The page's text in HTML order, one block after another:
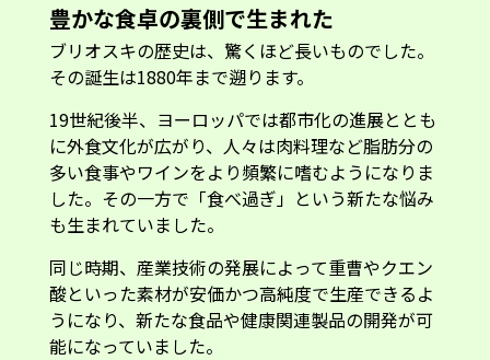
豊かな食卓の裏側で生まれた
ブリオスキの歴史は、驚くほど長いものでした。
その誕生は1880年まで遡ります。
19世紀後半、ヨーロッパでは都市化の進展ととも
に外食文化が広がり、人々は肉料理など脂肪分の
多い食事やワインをより頻繁に嗜むようになりま
した。その一方で「食べ過ぎ」という新たな悩み
も生まれていました。
同じ時期、産業技術の発展によって重曹やクエン
酸といった素材が安価かつ高純度で生産できるよ
うになり、新たな食品や健康関連製品の開発が可
能になっていました。